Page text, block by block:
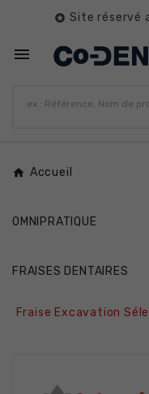
 Site réservé

Accueil
OMNIPRATIQUE
FRAISES DENTAIRES
Fraise Excavation